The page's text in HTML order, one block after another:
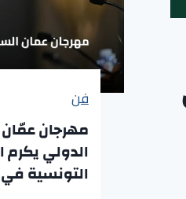
فن
مهرجان
الدولي يكرم
التونسية